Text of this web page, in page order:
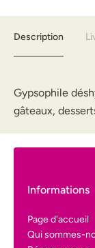
Description
Gypsophile
gâteaux,
Informations
Page d'accueil
Qui sommes-